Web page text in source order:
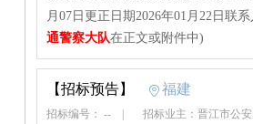
月07日更正日期2026年01月22日联
通警察大队在正文或附件中)
【招标预告】 福建
招标编号： -- 招标业主：晋江市公